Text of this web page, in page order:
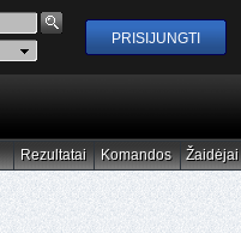
Rezultatai
Rezultatai Komandos
Komandos Žaidėjai
Žaidėjai